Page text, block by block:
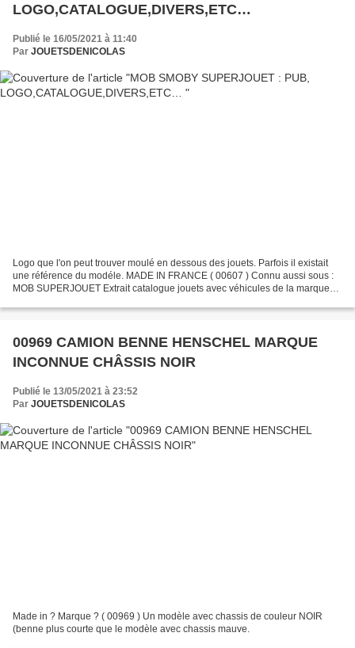
LOGO,CATALOGUE,DIVERS,ETC…
Publié le 16/05/2021 à 11:40
Par JOUETSDENICOLAS
Logo que l'on peut trouver moulé en dessous des jouets. Parfois il existait
une référence du modéle. MADE IN FRANCE ( 00607 ) Connu aussi sous :
MOB SUPERJOUET Extrait catalogue jouets avec véhicules de la marque
00969 CAMION BENNE HENSCHEL MARQUE
INCONNUE CHÂSSIS NOIR
Publié le 13/05/2021 à 23:52
Par JOUETSDENICOLAS
Made in ? Marque ? ( 00969 ) Un modèle avec chassis de couleur NOIR
(benne plus courte que le modèle avec chassis mauve.